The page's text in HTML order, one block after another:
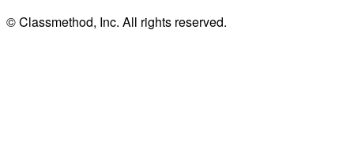
© Classmethod, Inc. All rights reserved.